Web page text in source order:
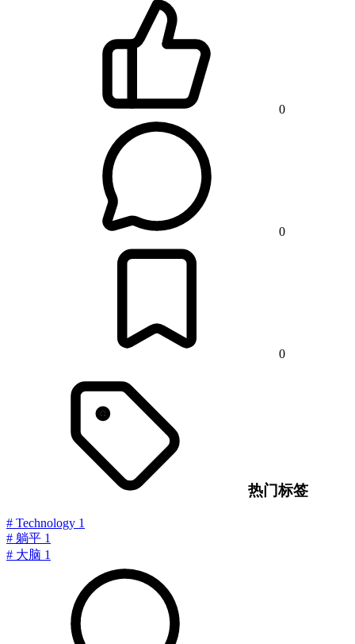
0
0
0
热门标签
# Technology 1
# 躺平 1
# 大脑 1